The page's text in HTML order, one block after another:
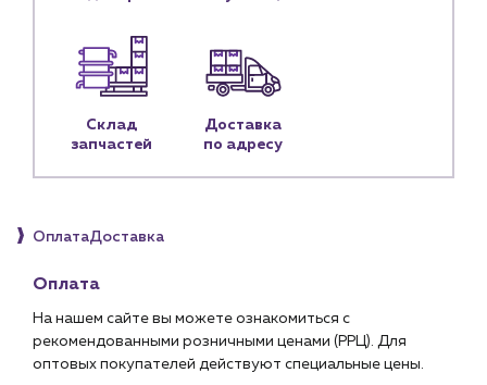
Наши партнёры
Чат-бот
+7 (918) 070-19-79
sales@profpotok.ru
Склад
запчастей
Доставка
по адресу
ОплатаДоставка
Оплата
На нашем сайте вы можете ознакомиться с
рекомендованными розничными ценами (РРЦ). Для
оптовых покупателей действуют специальные цены.